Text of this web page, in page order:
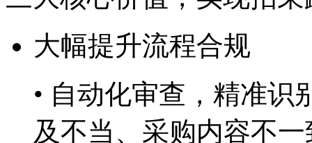
大幅提升流程合规
• 自动化审查，精准
及不当、采购内容不